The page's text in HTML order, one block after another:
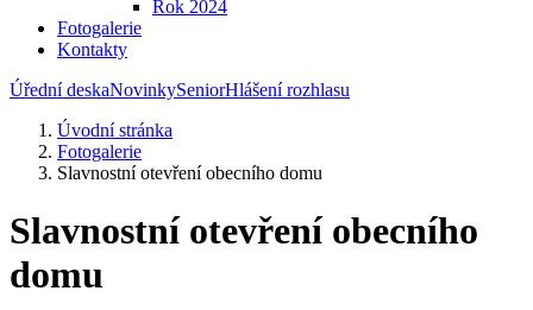
Rok 2024
Fotogalerie
Kontakty
Úřední deskaNovinkySeniorHlášení rozhlasu
Úvodní stránka
Fotogalerie
Slavnostní otevření obecního domu
Slavnostní otevření obecního
domu